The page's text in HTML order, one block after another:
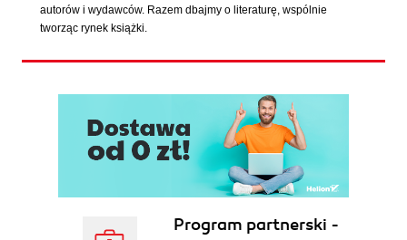
autorów i wydawców. Razem dbajmy o literaturę, wspólnie
tworząc rynek książki.
Program partnerski -